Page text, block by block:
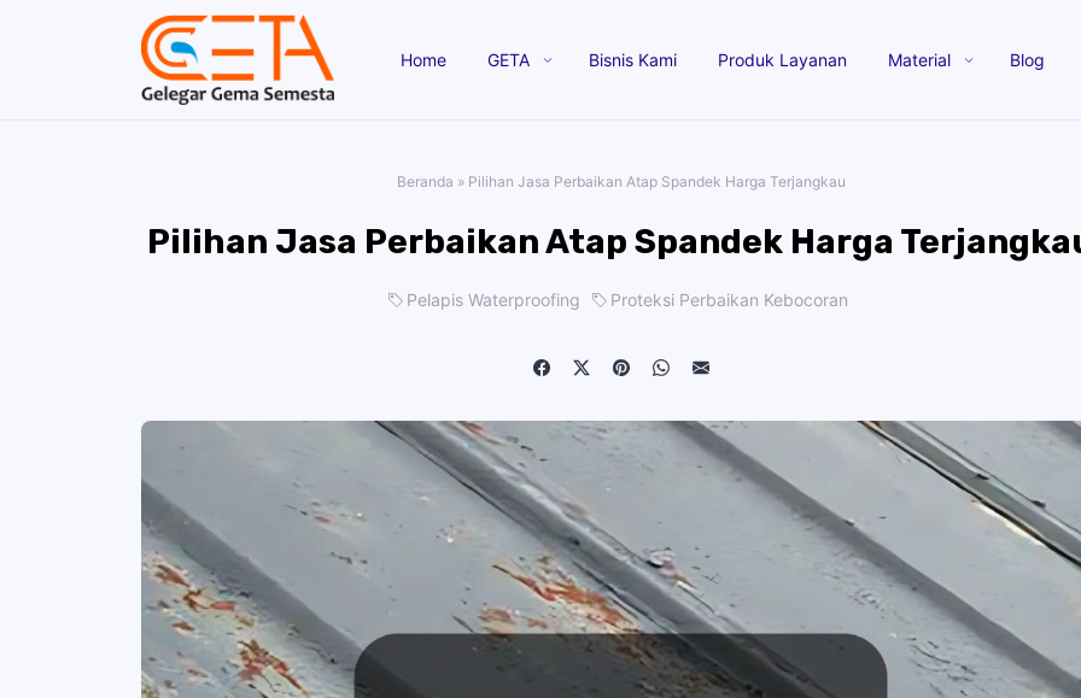
Home GETA Bisnis Kami Produk Layanan Material Blog
Beranda » Pilihan Jasa Perbaikan Atap Spandek Harga Terjangkau
Pilihan Jasa Perbaikan Atap Spandek Harga
Pelapis Waterproofing Proteksi Perbaikan Kebocoran